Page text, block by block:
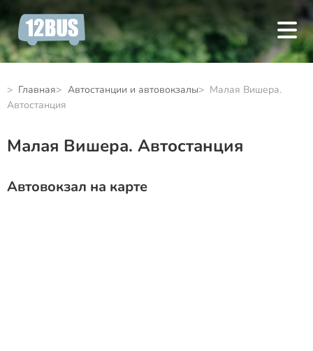
Главная Автостанции и автовокзалы
Малая Вишера.
Автостанция
Малая Вишера. Автостанция
Автовокзал на карте